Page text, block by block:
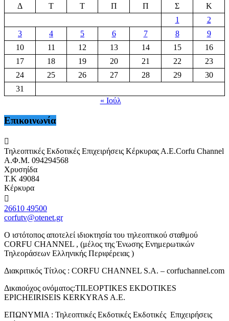
Δ
Τ Τ Π Π Σ
Κ
1
2
3
4 5 6 7 8
9
10
11 12 13 14 15
16
17
18 19 20 21 22
23
24
25 26 27 28 29
30
31
« Ιούλ
Επικοινωνία
Τηλεοπτικές Εκδοτικές Επιχειρήσεις Κέρκυρας Α.Ε.Corfu Channel
Α.Φ.Μ. 094294568
Χρυσηίδα
Τ.Κ 49084
Κέρκυρα
26610 49500
corfutv@otenet.gr
Ο ιστότοπος αποτελεί ιδιοκτησία του τηλεοπτικού σταθμού
CORFU CHANNEL , (μέλος της Ένωσης Ενημερωτικών
Τηλεοράσεων Ελληνικής Περιφέρειας )
Διακριτικός Τίτλος : CORFU CHANNEL S.A. – corfuchannel.com
Δικαιούχος ονόματος:TILEOPTIKES EKDOTIKES
EPICHEIRISEIS KERKYRAS A.E.
ΕΠΩΝΥΜΙΑ : Τηλεοπτικές Εκδοτικές Εκδοτικές Επιχειρήσεις